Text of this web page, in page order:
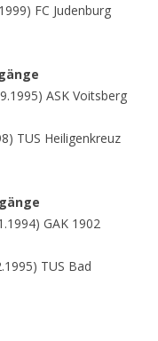
FC Judenburg
ASK Voitsberg
TUS Heiligenkreuz
GAK 1902
TUS Bad